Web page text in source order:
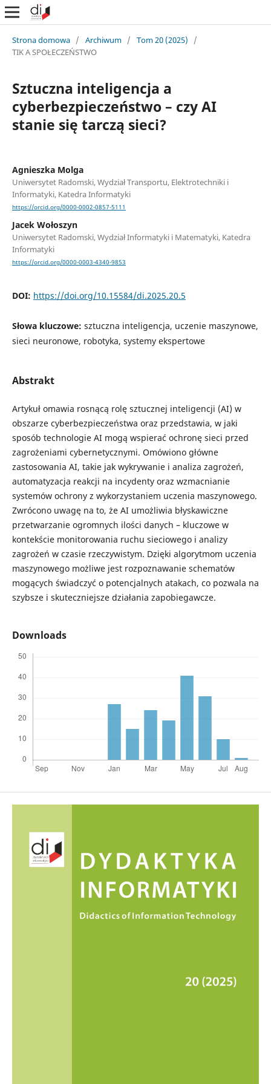
Strona domowa / Archiwum / Tom 20 (2025)
/
TIK A SPOŁECZEŃSTWO
Sztuczna inteligencja a
cyberbezpieczeństwo – czy AI
stanie się tarczą sieci?
Agnieszka Molga
Uniwersytet Radomski, Wydział Transportu, Elektrotechniki i
Informatyki, Katedra Informatyki
https://orcid.org/0000-0002-0857-5111
Jacek Wołoszyn
Uniwersytet Radomski, Wydział Informatyki i Matematyki, Katedra
Informatyki
https://orcid.org/0000-0003-4340-9853
DOI: https://doi.org/10.15584/di.2025.20.5
Słowa kluczowe: sztuczna inteligencja, uczenie maszynowe,
sieci neuronowe, robotyka, systemy ekspertowe
Abstrakt
Artykuł omawia rosnącą rolę sztucznej inteligencji (AI) w
obszarze cyberbezpieczeństwa oraz przedstawia, w jaki
sposób technologie AI mogą wspierać ochronę sieci przed
zagrożeniami cybernetycznymi. Omówiono główne
zastosowania AI, takie jak wykrywanie i analiza zagrożeń,
automatyzacja reakcji na incydenty oraz wzmacnianie
systemów ochrony z wykorzystaniem uczenia maszynowego.
Zwrócono uwagę na to, że AI umożliwia błyskawiczne
przetwarzanie ogromnych ilości danych – kluczowe w
kontekście monitorowania ruchu sieciowego i analizy
zagrożeń w czasie rzeczywistym. Dzięki algorytmom uczenia
maszynowego możliwe jest rozpoznawanie schematów
mogących świadczyć o potencjalnych atakach, co pozwala na
szybsze i skuteczniejsze działania zapobiegawcze.
Downloads